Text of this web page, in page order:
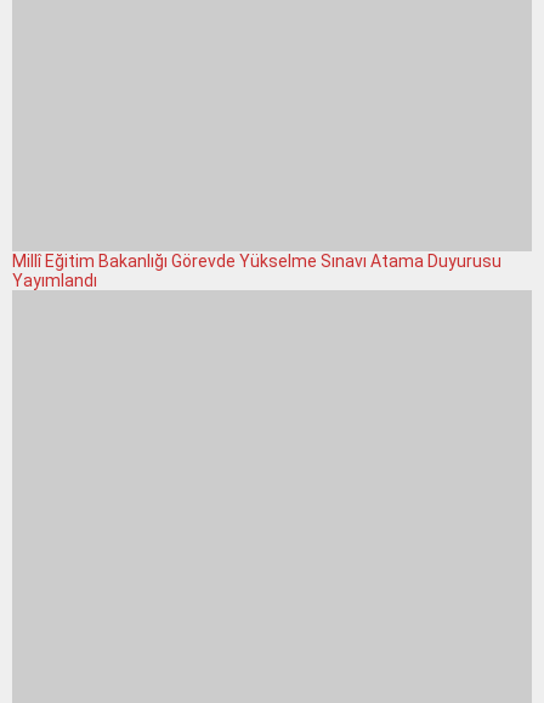
Millî Eğitim Bakanlığı Görevde Yükselme Sınavı Atama Duyurusu
Yayımlandı